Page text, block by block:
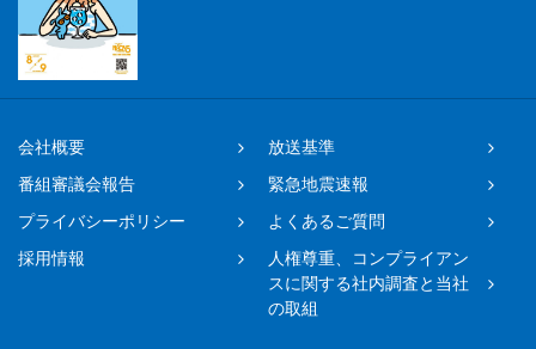
会社概要
放送基準
番組審議会報告
緊急地震速報
プライバシーポリシー
よくあるご質問
採用情報
人権尊重、コンプライアン
スに関する社内調査と当社
の取組